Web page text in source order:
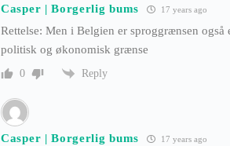
Casper | Borgerlig bums 17 years ago
Rettelse: Men i Belgien er sproggrænsen også
politisk og økonomisk grænse
0 Reply
Casper | Borgerlig bums 17 years ago